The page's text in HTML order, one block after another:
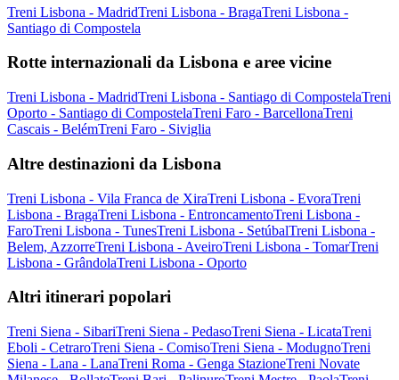
Treni Lisbona - MadridTreni Lisbona - BragaTreni Lisbona -
Santiago di Compostela
Rotte internazionali da Lisbona e aree vicine
Treni Lisbona - MadridTreni Lisbona - Santiago di CompostelaTreni
Oporto - Santiago di CompostelaTreni Faro - BarcellonaTreni
Cascais - BelémTreni Faro - Siviglia
Altre destinazioni da Lisbona
Treni Lisbona - Vila Franca de XiraTreni Lisbona - EvoraTreni
Lisbona - BragaTreni Lisbona - EntroncamentoTreni Lisbona -
FaroTreni Lisbona - TunesTreni Lisbona - SetúbalTreni Lisbona -
Belem, AzzorreTreni Lisbona - AveiroTreni Lisbona - TomarTreni
Lisbona - GrândolaTreni Lisbona - Oporto
Altri itinerari popolari
Treni Siena - SibariTreni Siena - PedasoTreni Siena - LicataTreni
Eboli - CetraroTreni Siena - ComisoTreni Siena - ModugnoTreni
Siena - Lana - LanaTreni Roma - Genga StazioneTreni Novate